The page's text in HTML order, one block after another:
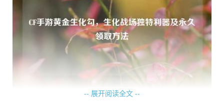
-- 展开阅读全文 --